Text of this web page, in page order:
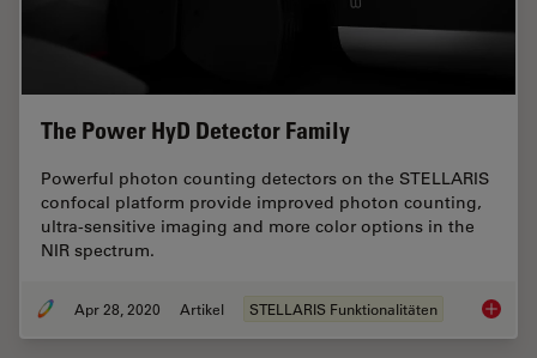
The Power HyD Detector Family
Powerful photon counting detectors on the STELLARIS
confocal platform provide improved photon counting,
ultra-sensitive imaging and more color options in the
NIR spectrum.
Apr 28, 2020 Artikel STELLARIS Funktionalitäten The